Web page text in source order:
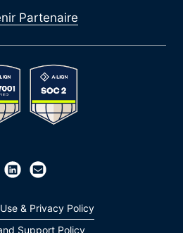
Partenaire
& Privacy Policy
Support Policy